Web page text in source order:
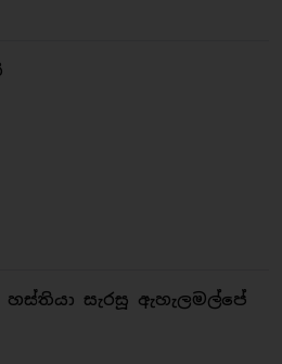
හස්තියා සැරසූ ඇහැලමල්පේ